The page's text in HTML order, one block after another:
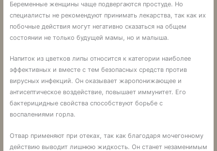
Беременные женщины чаще подвергаются простуде. Но
специалисты не рекомендуют принимать лекарства, так как их
побочные действия могут негативно сказаться на общем
состоянии не только будущей мамы, но и малыша.
Напиток из цветков липы относится к категории наиболее
эффективных и вместе с тем безопасных средств против
вирусных инфекций. Он оказывает жаропонижающее и
антисептическое воздействие, повышает иммунитет. Его
бактерицидные свойства способствуют борьбе с
воспалениями горла.
Отвар применяют при отеках, так как благодаря мочегонному
действию выводит лишнюю жидкость. Он станет незаменимым